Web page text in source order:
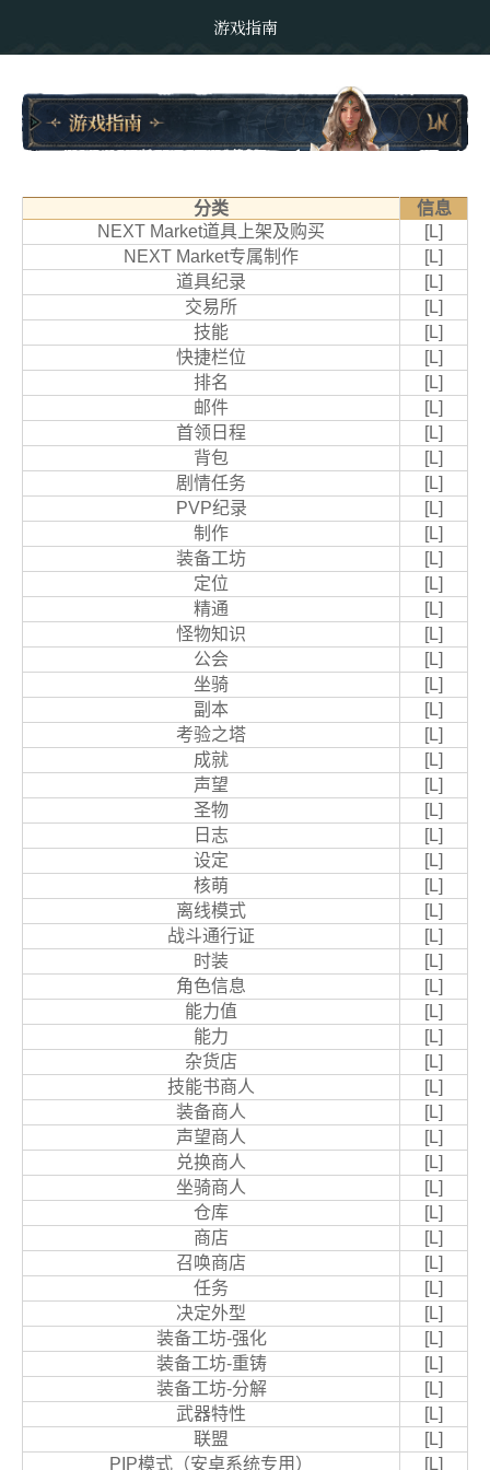
游戏指南
分类
信息
NEXT Market道具上架及购买
[L]
NEXT Market专属制作
[L]
道具纪录
[L]
交易所
[L]
技能
[L]
快捷栏位
[L]
排名
[L]
邮件
[L]
首领日程
[L]
背包
[L]
剧情任务
[L]
PVP纪录
[L]
制作
[L]
装备工坊
[L]
定位
[L]
精通
[L]
怪物知识
[L]
公会
[L]
坐骑
[L]
副本
[L]
考验之塔
[L]
成就
[L]
声望
[L]
圣物
[L]
日志
[L]
设定
[L]
核萌
[L]
离线模式
[L]
战斗通行证
[L]
时装
[L]
角色信息
[L]
能力值
[L]
能力
[L]
杂货店
[L]
技能书商人
[L]
装备商人
[L]
声望商人
[L]
兑换商人
[L]
坐骑商人
[L]
仓库
[L]
商店
[L]
召唤商店
[L]
任务
[L]
决定外型
[L]
装备工坊-强化
[L]
装备工坊-重铸
[L]
装备工坊-分解
[L]
武器特性
[L]
联盟
[L]
PIP模式（安卓系统专用）
[L]